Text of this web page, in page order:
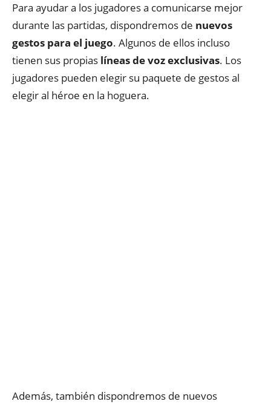
Para ayudar a los jugadores a comunicarse mejor
durante las partidas, dispondremos de nuevos
gestos para el juego. Algunos de ellos incluso
tienen sus propias líneas de voz exclusivas. Los
jugadores pueden elegir su paquete de gestos al
elegir al héroe en la hoguera.
Además, también dispondremos de nuevos